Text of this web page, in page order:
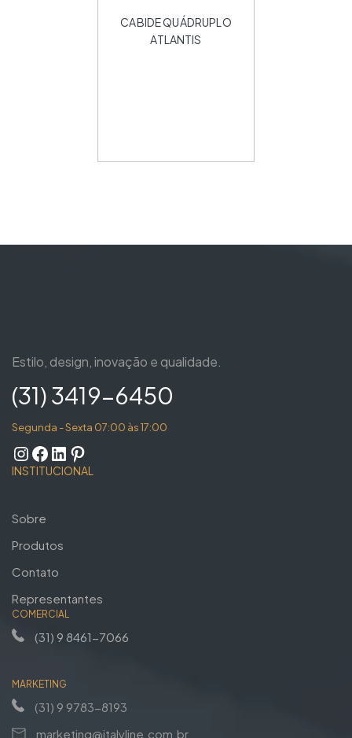
CABIDE QUÁDRUPLO
ATLANTIS
Estilo, design, inovação e qualidade.
(31) 3419-6450
Segunda - Sexta 07:00 às 17:00
INSTITUCIONAL
Sobre
Produtos
Contato
Representantes
COMERCIAL
(31) 9 8461-7066
MARKETING
(31) 9 9783-8193
marketing@italyline.com.br